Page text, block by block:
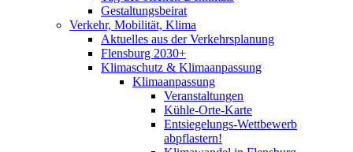
Gestaltungsbeirat
Verkehr, Mobilität, Klima
Aktuelles aus der Verkehrsplanung
Flensburg 2030+
Klimaschutz & Klimaanpassung
Klimaanpassung
Veranstaltungen
Kühle-Orte-Karte
Entsiegelungs-Wettbewerb
abpflastern!